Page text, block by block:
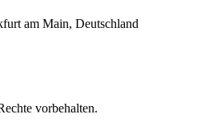
am Main, Deutschland
vorbehalten.